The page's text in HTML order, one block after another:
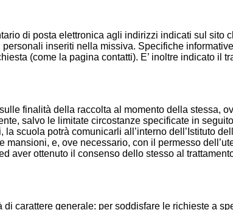
di posta elettronica agli indirizzi indicati sul sito
inseriti nella missiva. Specifiche
(come la pagina contatti). E’ inoltre indicato il
finalità della raccolta al momento della stessa,
salvo le limitate circostanze specificate in
scuola potrà comunicarli all’interno dell’Istituto
e, ove necessario, con il permesso
aver ottenuto il consenso dello stesso al
di carattere generale: per soddisfare le richieste a